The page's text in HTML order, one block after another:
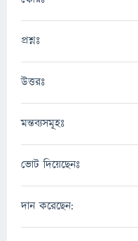
প্রশ্নঃ
উত্তরঃ
মন্তব্যসমূহঃ
ভোট দিয়েছেনঃ
দান করেছেন: